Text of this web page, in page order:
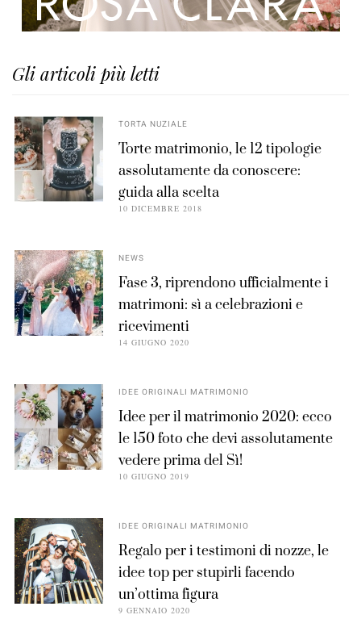
Gli articoli più letti
TORTA NUZIALE
Torte matrimonio, le 12 tipologie
assolutamente da conoscere:
guida alla scelta
10 DICEMBRE 2018
NEWS
Fase 3, riprendono ufficialmente i
matrimoni: sì a celebrazioni e
ricevimenti
14 GIUGNO 2020
IDEE ORIGINALI MATRIMONIO
Idee per il matrimonio 2020: ecco
le 150 foto che devi assolutamente
vedere prima del Sì!
10 GIUGNO 2019
IDEE ORIGINALI MATRIMONIO
Regalo per i testimoni di nozze, le
idee top per stupirli facendo
un’ottima figura
9 GENNAIO 2020